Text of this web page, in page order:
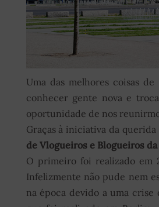
Uma das melhores coisas
conhecer gente nova e
oportunidade de nos
Graças à iniciativa da querida
de Vlogueiros e Blogueiros
O primeiro foi realizado em
Infelizmente não pude nem
na época devido a uma